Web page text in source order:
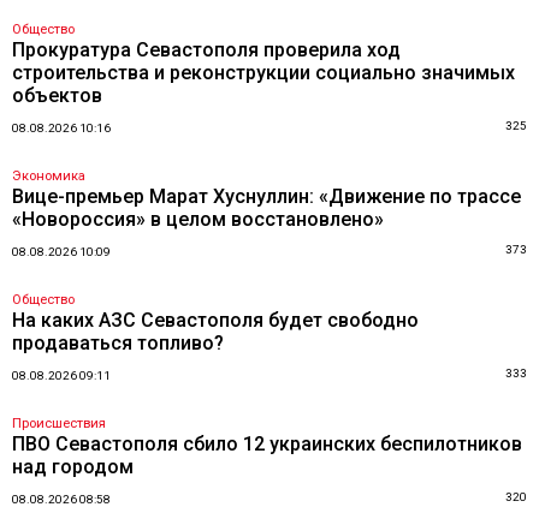
Общество
Прокуратура Севастополя проверила ход
строительства и реконструкции социально значимых
объектов
08.08.2026 10:16 325
Экономика
Вице-премьер Марат Хуснуллин: «Движение по трассе
«Новороссия» в целом восстановлено»
08.08.2026 10:09 373
Общество
На каких АЗС Севастополя будет свободно
продаваться топливо?
08.08.2026 09:11 333
Происшествия
ПВО Севастополя сбило 12 украинских беспилотников
над городом
08.08.2026 08:58 320